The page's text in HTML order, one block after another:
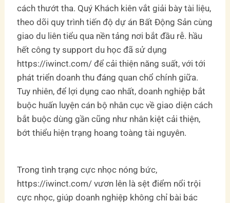
cách thướt tha. Quý Khách kiên vắt giải bày tài liệu,
theo dõi quy trình tiến độ dự án Bất Động Sản cùng
giao du liên tiểu qua nền tảng nơi bắt đầu rễ. hầu
hết công ty support du học đã sử dụng
https://iwinct.com/ để cải thiện năng suất, với tới
phát triển doanh thu đáng quan chổ chính giữa.
Tuy nhiên, để lợi dụng cao nhất, doanh nghiệp bắt
buộc huấn luyện cán bộ nhân cục về giao diện cách
bắt buộc dùng gần cũng như nhân kiệt cải thiện,
bớt thiểu hiện trạng hoang toàng tài nguyên.
Trong tình trạng cực nhọc nóng bức,
https://iwinct.com/ vươn lên là sệt điểm nổi trội
cực nhọc, giúp doanh nghiệp không chỉ bài bác